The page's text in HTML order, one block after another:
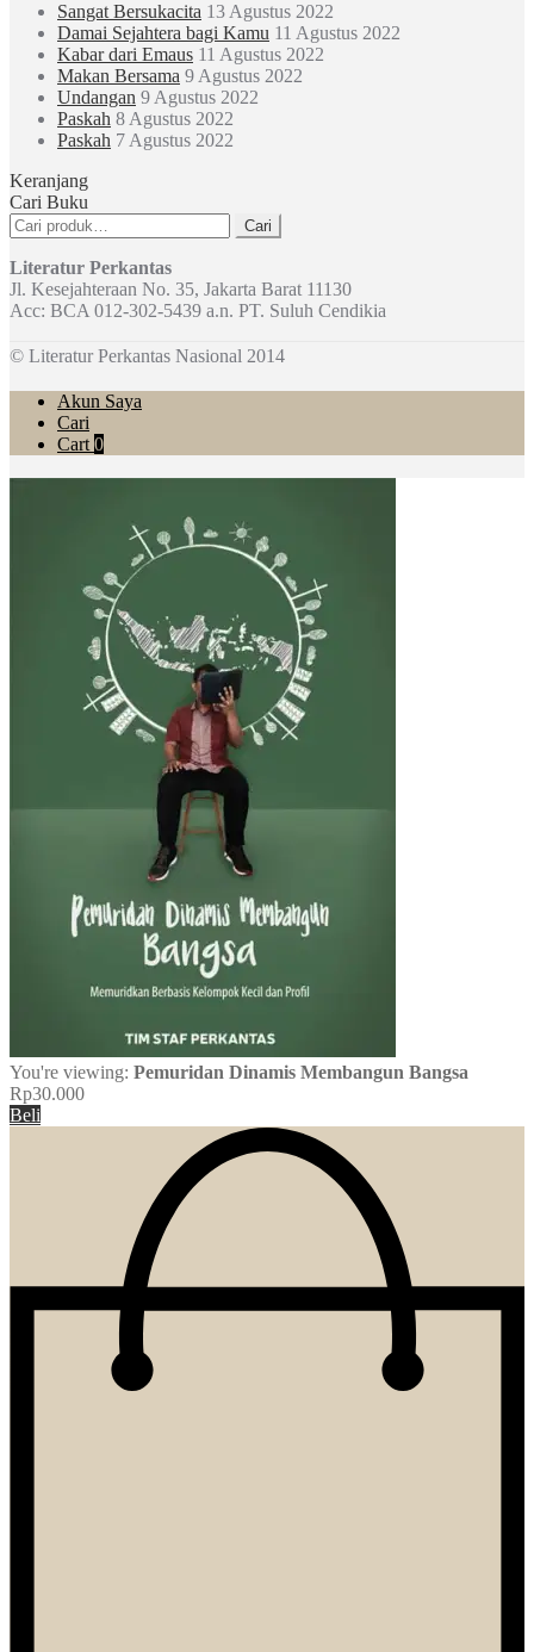
Sangat Bersukacita 13 Agustus 2022
Damai Sejahtera bagi Kamu 11 Agustus 2022
Kabar dari Emaus 11 Agustus 2022
Makan Bersama 9 Agustus 2022
Undangan 9 Agustus 2022
Paskah 8 Agustus 2022
Paskah 7 Agustus 2022
Keranjang
Cari Buku
Pencarian
untuk:
Cari
Literatur Perkantas
Jl. Kesejahteraan No. 35, Jakarta Barat 11130
Acc: BCA 012-302-5439 a.n. PT. Suluh Cendikia
© Literatur Perkantas Nasional 2014
Akun Saya
Cari
Cart 0
You're viewing: Pemuridan Dinamis Membangun Bangsa
Rp30.000
Beli